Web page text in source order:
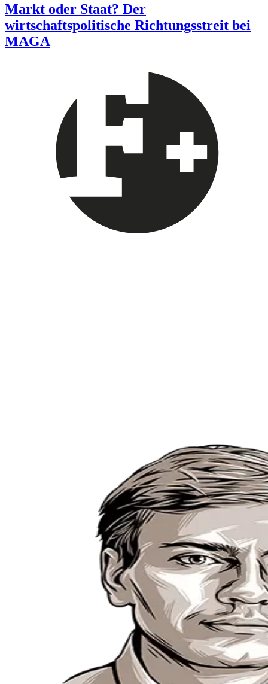
Markt oder Staat? Der
wirtschaftspolitische Richtungsstreit bei
MAGA